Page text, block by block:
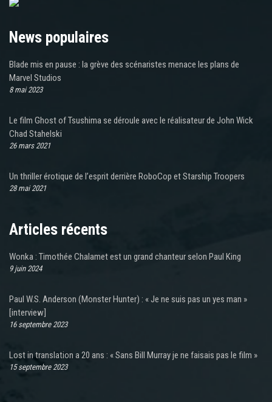
News populaires
Blade mis en pause : la grève des scénaristes menace les plans de
Marvel Studios
8 mai 2023
Le film Ghost of Tsushima se déroule avec le réalisateur de John Wick
Chad Stahelski
26 mars 2021
Un thriller érotique de l’esprit derrière RoboCop et Starship Troopers
28 mai 2021
Articles récents
Wonka : Timothée Chalamet est un grand chanteur selon Paul King
9 juin 2024
Paul W.S. Anderson (Monster Hunter) : « Je ne suis pas un yes man »
[interview]
16 septembre 2023
Lost in translation a 20 ans : « Sans Bill Murray je ne faisais pas le film »
15 septembre 2023